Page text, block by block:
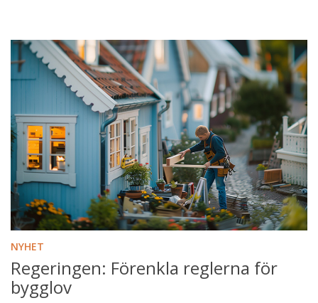
NYHET
Regeringen: Förenkla reglerna för
bygglov